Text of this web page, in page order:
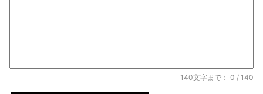
140文字まで： 0 / 140